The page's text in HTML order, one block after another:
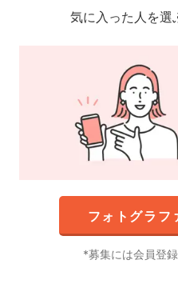
気に入った人を選
フォトグラフ
募集には会員登